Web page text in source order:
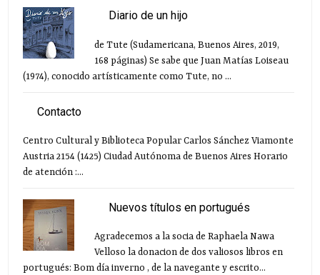
Diario de un hijo
de Tute (Sudamericana, Buenos Aires, 2019,
168 páginas) Se sabe que Juan Matías Loiseau
(1974), conocido artísticamente como Tute, no ...
Contacto
Centro Cultural y Biblioteca Popular Carlos Sánchez Viamonte
Austria 2154 (1425) Ciudad Autónoma de Buenos Aires Horario
de atención :...
Nuevos títulos en portugués
Agradecemos a la socia de Raphaela Nawa
Velloso la donacion de dos valiosos libros en
portugués: Bom día inverno , de la navegante y escrito...